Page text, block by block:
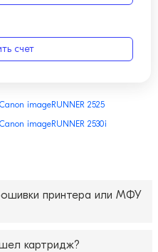
счет
Canon imageRUNNER 2525
Canon imageRUNNER 2530i
принтера или МФУ
картридж?